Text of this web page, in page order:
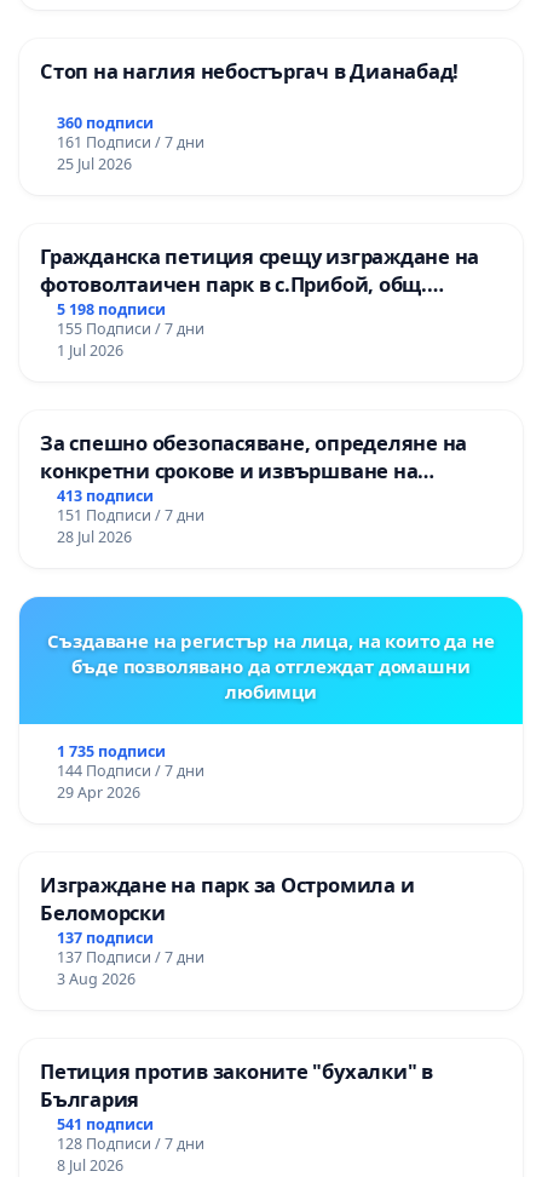
Стоп на наглия небостъргач в Дианабад!
360 подписи
161 Подписи / 7 дни
25 Jul 2026
Гражданска петиция срещу изграждане на
фотоволтаичен парк в с.Прибой, общ.
Радомир
5 198 подписи
155 Подписи / 7 дни
1 Jul 2026
За спешно обезопасяване, определяне на
конкретни срокове и извършване на
цялостна рехабилитация на
републиканския път между пътен възел АМ
„Тракия“ - гр. Ихтиман - с. Мирово - к.к.
413 подписи
151 Подписи / 7 дни
28 Jul 2026
Създаване на регистър на лица, на които да не
бъде позволявано да отглеждат домашни
любимци
1 735 подписи
144 Подписи / 7 дни
29 Apr 2026
Изграждане на парк за Остромила и
Беломорски
137 подписи
137 Подписи / 7 дни
3 Aug 2026
Петиция против законите "бухалки" в
България
541 подписи
128 Подписи / 7 дни
8 Jul 2026